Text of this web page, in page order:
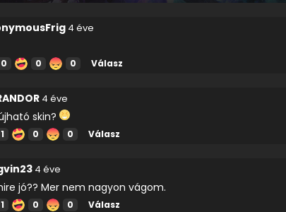
4 éve
0 0 0 Válasz
4 éve
skin?
1 0 0 Válasz
4 éve
jó?? Mer nem nagyon vágom.
1 0 0 Válasz